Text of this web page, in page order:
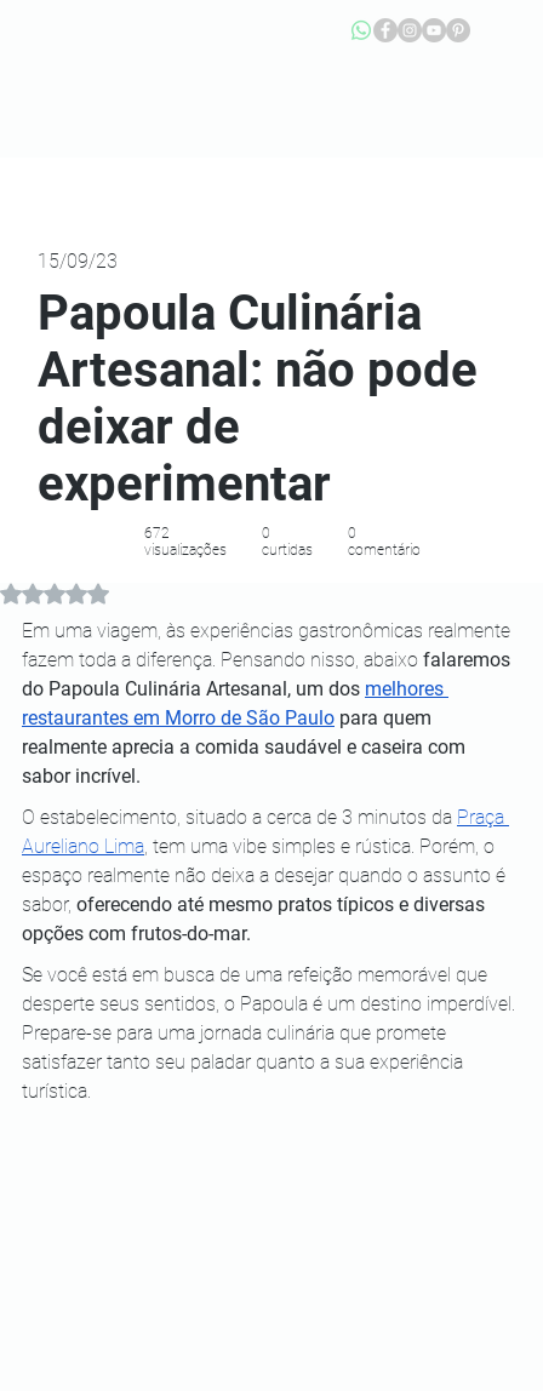
Avaliado com NaN de 5 estrelas.
Em uma viagem, às experiências gastronômicas realmente
fazem toda a diferença. Pensando nisso, abaixo falaremos
do Papoula Culinária Artesanal, um dos melhores
restaurantes em Morro de São Paulo para quem
realmente aprecia a comida saudável e caseira com
sabor incrível.
O estabelecimento, situado a cerca de 3 minutos da Praça
Aureliano Lima, tem uma vibe simples e rústica. Porém, o
espaço realmente não deixa a desejar quando o assunto é
sabor, oferecendo até mesmo pratos típicos e diversas
opções com frutos-do-mar.
Se você está em busca de uma refeição memorável que
desperte seus sentidos, o Papoula é um destino imperdível.
Prepare-se para uma jornada culinária que promete
satisfazer tanto seu paladar quanto a sua experiência
turística.
672
visualizações
0
curtidas
0
comentário
Papoula Culinária
Artesanal: não pode
deixar de
experimentar
15/09/23